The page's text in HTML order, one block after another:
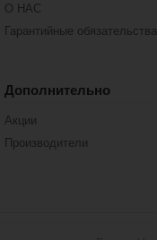
О НАС
Гарантийные обязательства
Дополнительно
Акции
Производители